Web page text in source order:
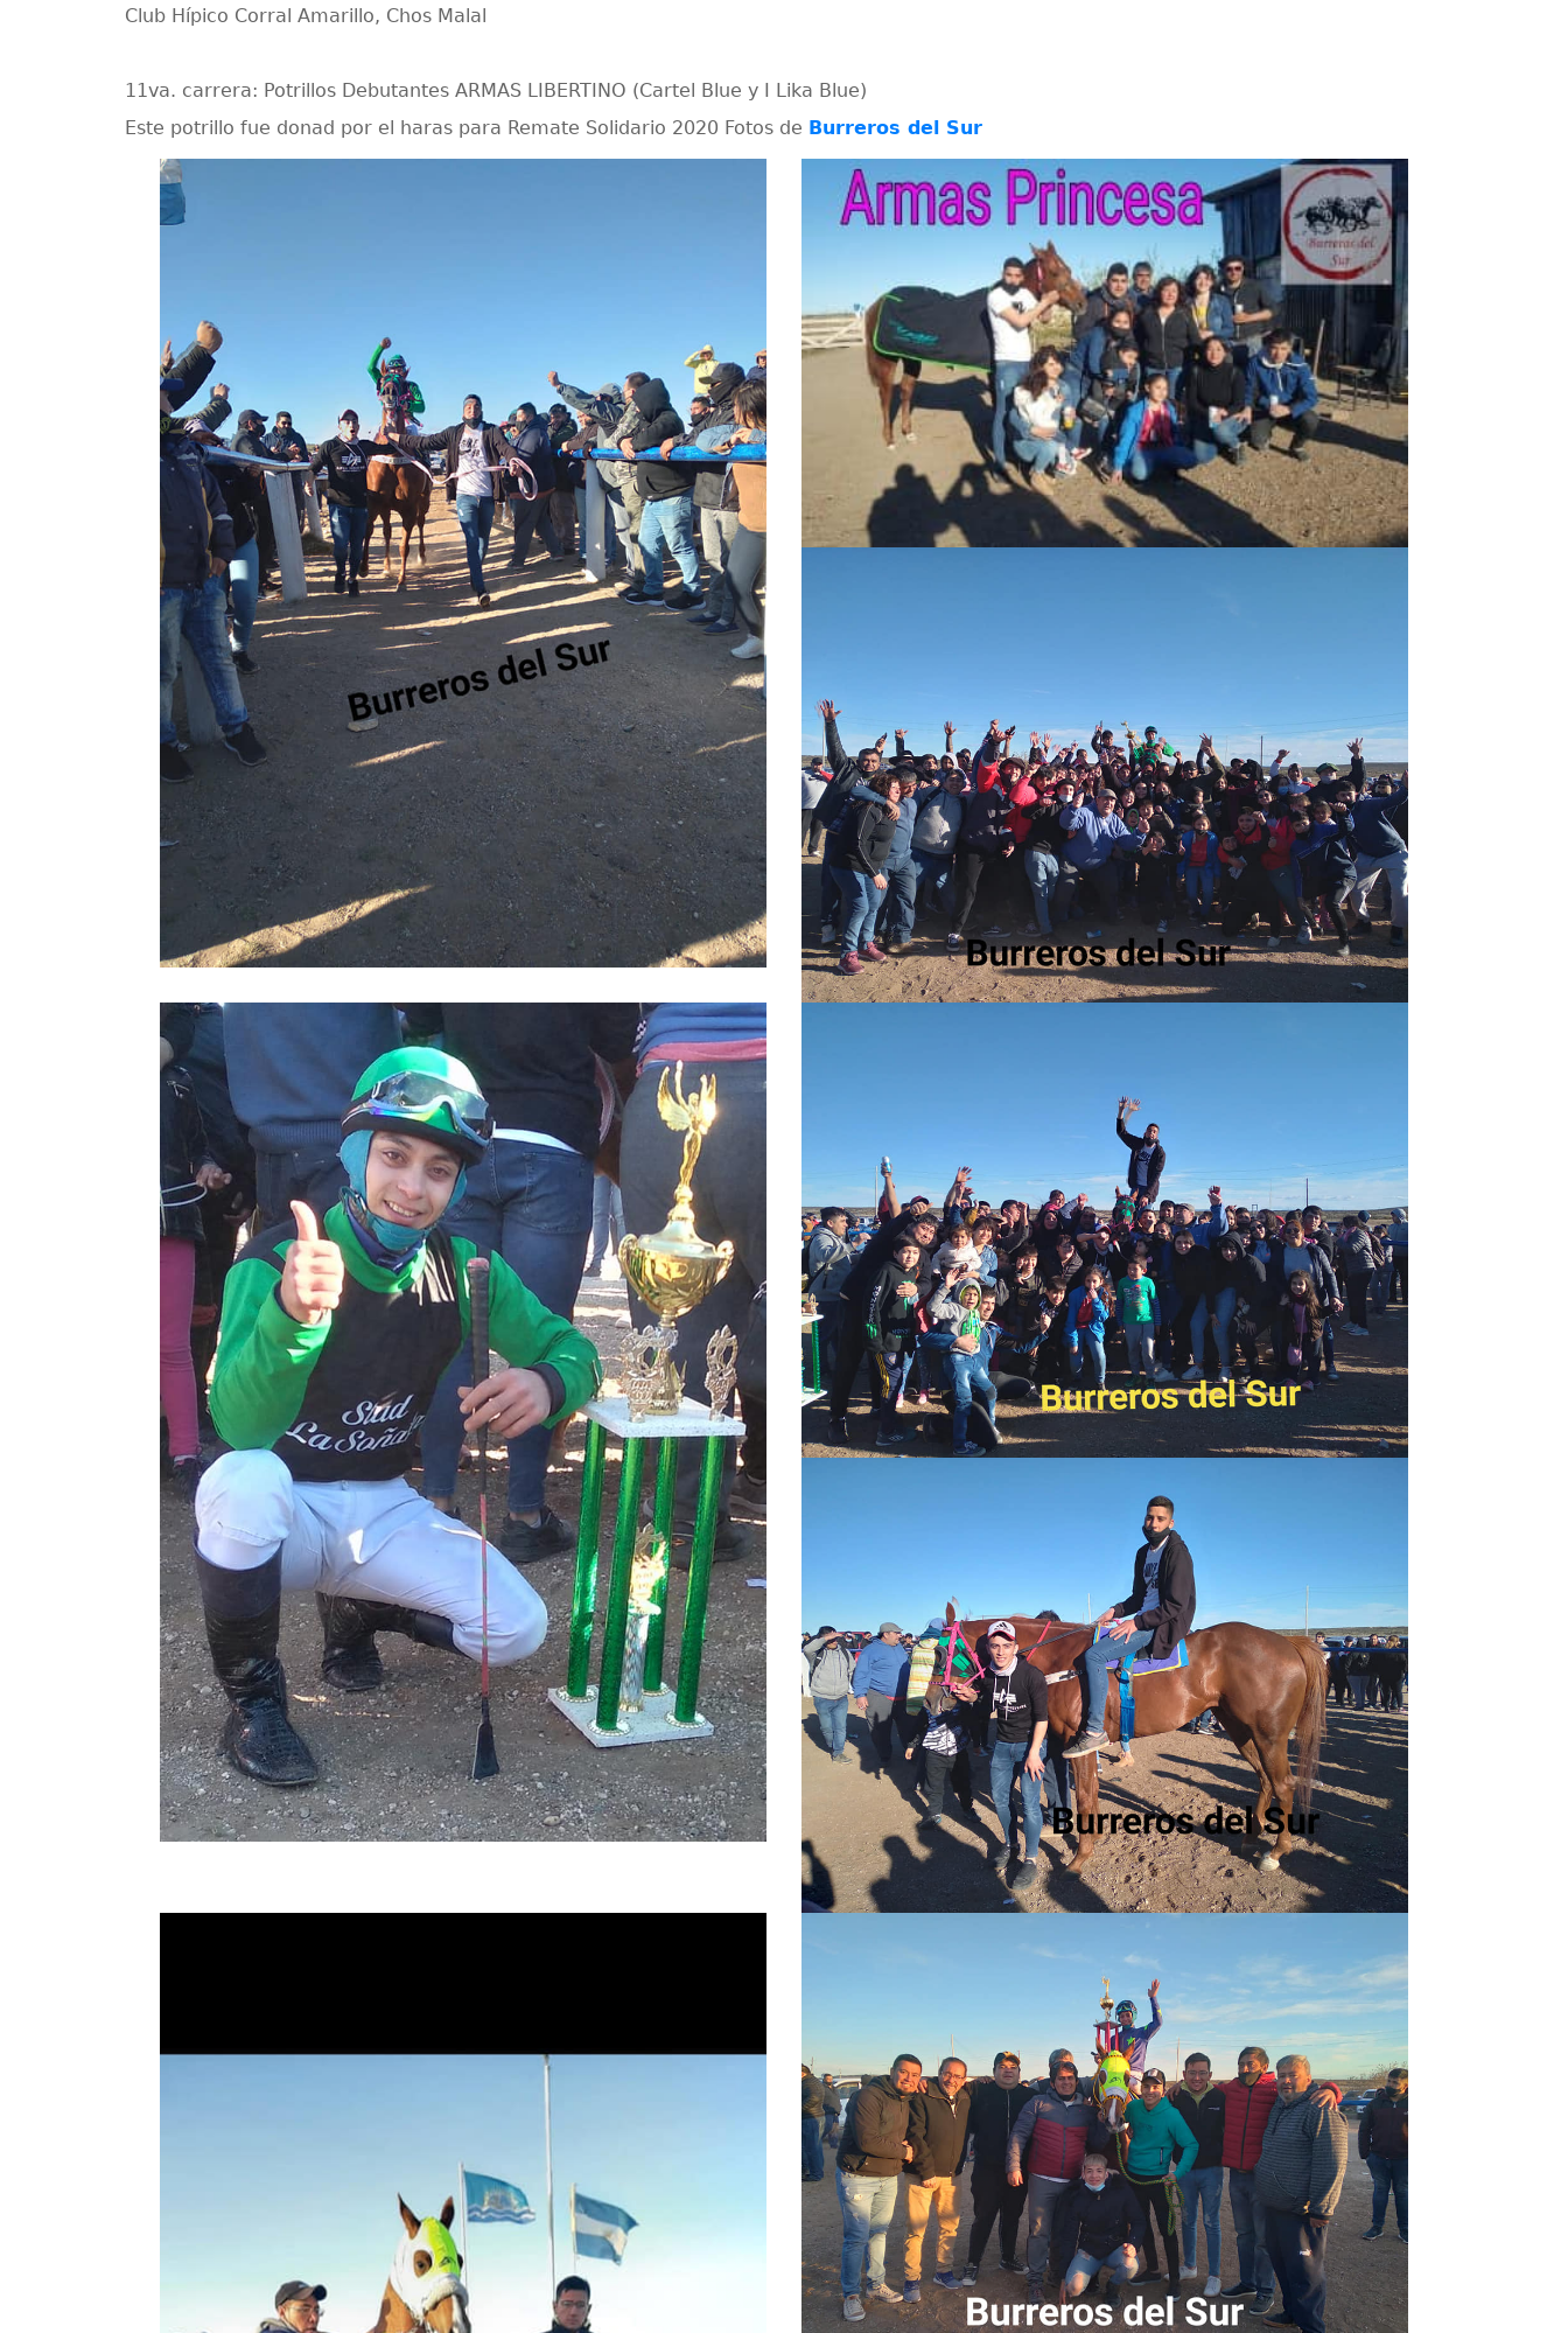
Club Hípico Corral Amarillo, Chos Malal
11va. carrera: Potrillos Debutantes ARMAS LIBERTINO (Cartel Blue y I Lika Blue)
Este potrillo fue donad por el haras para Remate Solidario 2020 Fotos de Burreros del Sur